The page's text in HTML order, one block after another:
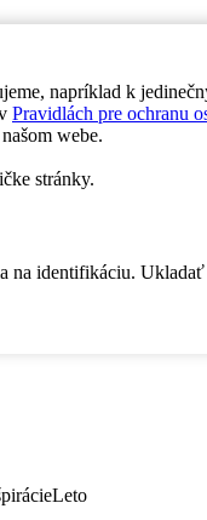
napríklad k
Pravidlách pre ochranu
webe.
stránky.
identifikáciu.
Leto